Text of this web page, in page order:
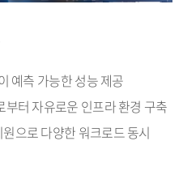
예측 가능한 성능 제공
터 자유로운 인프라 환경 구축
으로 다양한 워크로드 동시